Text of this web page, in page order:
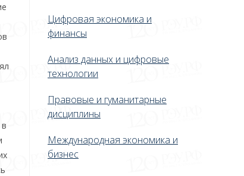
Цифровая экономика и
финансы
Анализ данных и цифровые
технологии
Правовые и гуманитарные
дисциплины
Международная экономика и
бизнес